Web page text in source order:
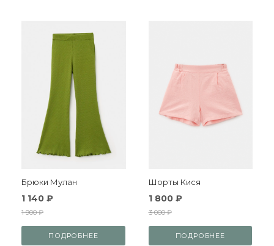
Брюки Мулан
1 140 ₽
1 900 ₽
ПОДРОБНЕЕ
Шорты Кися
1 800 ₽
3 000 ₽
ПОДРОБНЕЕ